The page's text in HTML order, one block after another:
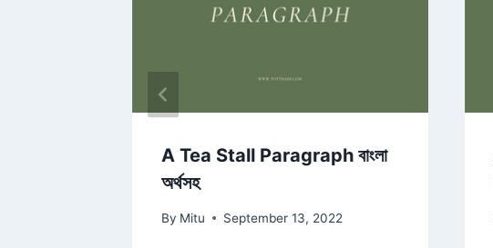
A Tea Stall Paragraph বাংলা
অর্থসহ
By Mitu September 13, 2022